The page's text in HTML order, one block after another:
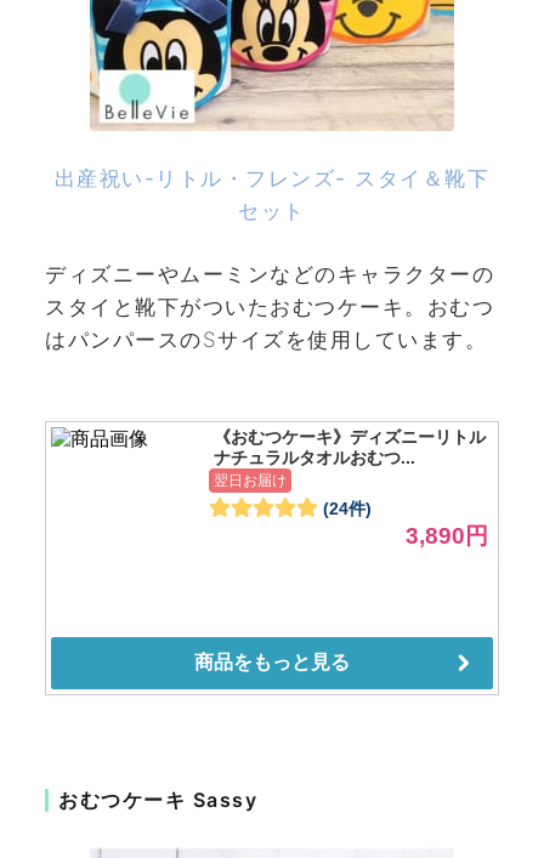
出産祝い-リトル・フレンズ- スタイ＆靴下
セット
ディズニーやムーミンなどのキャラクターの
スタイと靴下がついたおむつケーキ。おむつ
はパンパースのSサイズを使用しています。
おむつケーキ Sassy